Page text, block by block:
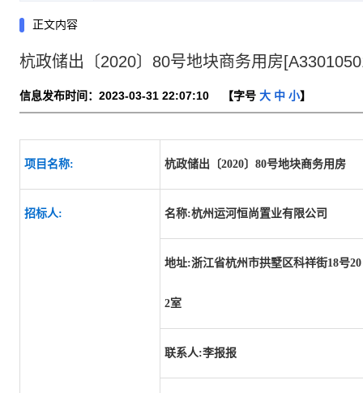
正文内容
杭政储出〔2020〕80号地块商务用房
信息发布时间：2023-03-31 22:07:10 【字号 大 中 小】
项目名称: 杭政储出〔2020〕80号地块商务用房
招标人: 名称:杭州运河恒尚置业有限公司
地址:浙江省杭州市拱墅区科祥街18号20
2室
联系人:李报报